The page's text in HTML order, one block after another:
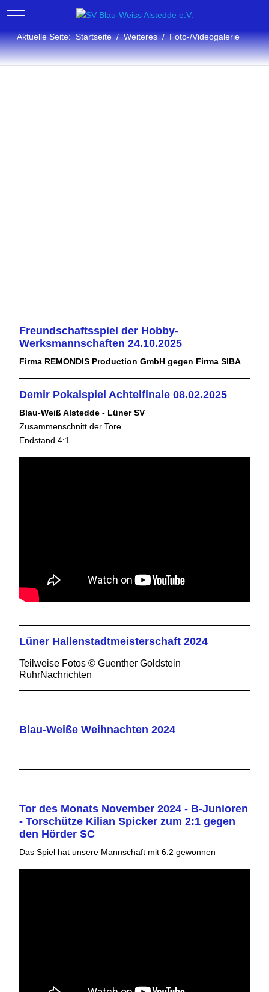
Mobile Menu Toggle
Aktuelle Seite:Startseite Weiteres Foto-/Videogalerie
Freundschaftsspiel der Hobby-
Werksmannschaften 24.10.2025
Firma REMONDIS Production GmbH gegen Firma SIBA
Demir Pokalspiel Achtelfinale 08.02.2025
Blau-Weiß Alstedde - Lüner SV
Zusammenschnitt der Tore
Endstand 4:1
Lüner Hallenstadtmeisterschaft 2024
Teilweise Fotos © Guenther Goldstein
RuhrNachrichten
Blau-Weiße Weihnachten 2024
Tor des Monats November 2024 - B-Junioren
- Torschütze Kilian Spicker zum 2:1 gegen
den Hörder SC
Das Spiel hat unsere Mannschaft mit 6:2 gewonnen